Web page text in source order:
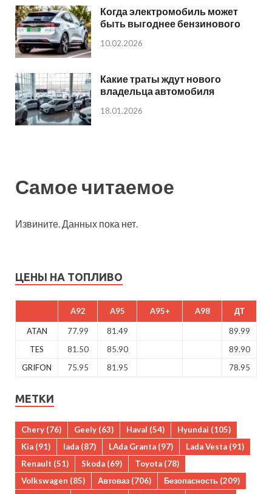
Когда электромобиль может
быть выгоднее бензинового
10.02.2026
Какие траты ждут нового
владельца автомобиля
18.01.2026
Самое читаемое
Извините. Данных пока нет.
ЦЕНЫ НА ТОПЛИВО
A92 A95 A95+ A98 ДТ
ATAN 77.99 81.49
89.99
TES
81.50 85.90
89.90
GRIFON
75.95 81.95 78.95
МЕТКИ
Chery (76) Geely (63) Haval (54) Hyundai (105)
Kia (91) lada (87) LAda Granta (97) Lada Vesta (91)
Renault (51) Skoda (69) Toyota (78)
Volkswagen (85) Автоваз (706) Безопасность (209)